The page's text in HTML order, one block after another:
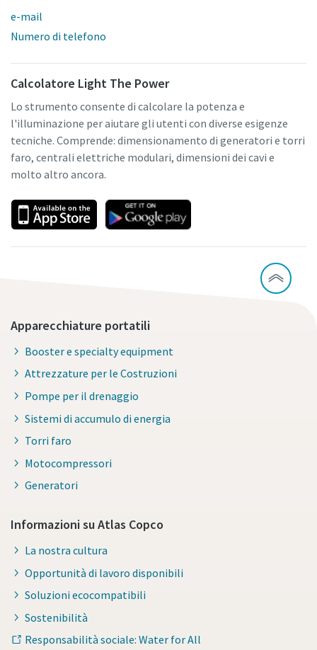
e-mail
Numero di telefono
Calcolatore Light The Power
Lo strumento consente di calcolare la potenza e
l'illuminazione per aiutare gli utenti con diverse esigenze
tecniche. Comprende: dimensionamento di generatori e torri
faro, centrali elettriche modulari, dimensioni dei cavi e
molto altro ancora.
Apparecchiature portatili
Booster e specialty equipment
Attrezzature per le Costruzioni
Pompe per il drenaggio
Sistemi di accumulo di energia
Torri faro
Motocompressori
Generatori
Informazioni su Atlas Copco
La nostra cultura
Opportunità di lavoro disponibili
Soluzioni ecocompatibili
Sostenibilità
Responsabilità sociale: Water for All